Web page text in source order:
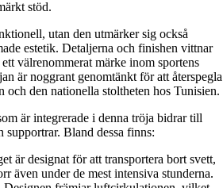
stöd.
utan den utmärker sig också
estetik. Detaljerna och finishen vittnar
välrenommerat märke inom sportens
är noggrant genomtänkt för att återspegla
och den nationella stoltheten hos Tunisien.
är integrerade i denna tröja bidrar till
supportrar. Bland dessa finns:
är designat för att transportera bort svett,
även under de mest intensiva stunderna.